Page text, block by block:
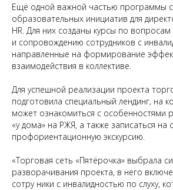
Ещё одной важной частью программы
образовательных инициатив для
HR. Для них созданы курсы по
и сопровождению сотрудников с
направленные на формирование
взаимодействия в коллективе.
Для успешной реализации проекта
подготовила специальный лендинг, на
может ознакомиться с особенностями
«у дома» на РЖЯ, а также записаться на
профориентационную экскурсию.
«Торговая сеть «Пятёрочка» выбрала
разворачивания проекта, в него
сотру ники с инвалидностью по слуху,